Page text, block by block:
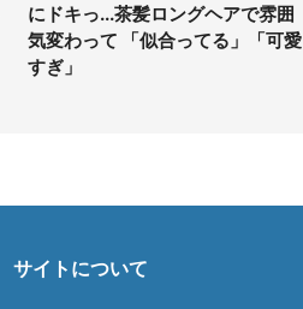
にドキっ...茶髪ロングヘアで雰囲
気変わって 「似合ってる」「可愛
すぎ」
サイトについて